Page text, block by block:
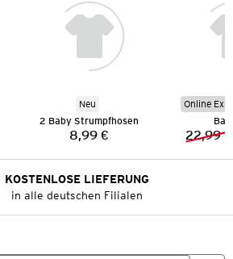
Neu
2 Baby Strumpfhosen
Preis:
8,99 €
Online
22,99 €
KOSTENLOSE LIEFERUNG
in alle deutschen Filialen